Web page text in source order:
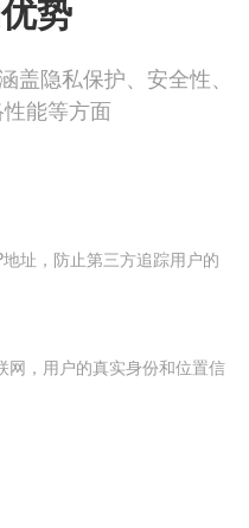
势
盖隐私保护、安全性、
能等方面
址，防止第三方追踪用户的
网，用户的真实身份和位置信